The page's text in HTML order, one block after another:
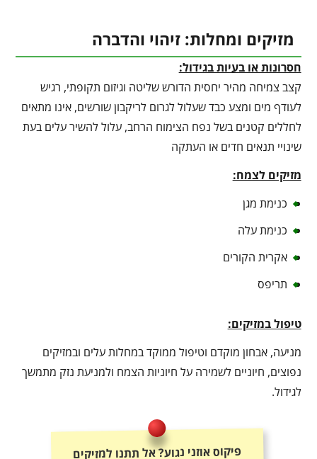
מזיקים ומחלות: זיהוי והדברה
חסרונות או בעיות בגידול:
קצב צמיחה מהיר יחסית הדורש שליטה וגיזום תקופתי, רגיש
לעודף מים ומצע כבד שעלול לגרום לריקבון שורשים, אינו מתאים
לחללים קטנים בשל נפח הצימוח הרחב, עלול להשיר עלים בעת
שינויי תנאים חדים או העתקה
מזיקים לצמח:
כנימת מגן
כנימת עלה
אקרית הקורים
תריפס
טיפול במזיקים:
מניעה, אבחון מוקדם וטיפול ממוקד במחלות עלים ובמזיקים
נפוצים, חיוניים לשמירה על חיוניות הצמח ולמניעת נזק מתמשך
לגידול.
פיקוס אוזני נגוע? אל תתנו למזיקים